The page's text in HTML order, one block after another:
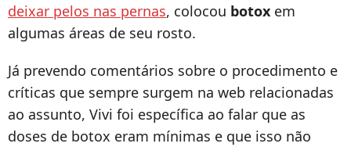
deixar pelos nas pernas, colocou botox em
algumas áreas de seu rosto.
Já prevendo comentários sobre o procedimento e
críticas que sempre surgem na web relacionadas
ao assunto, Vivi foi específica ao falar que as
doses de botox eram mínimas e que isso não